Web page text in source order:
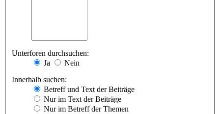
Unterforen durchsuchen:
Ja
Nein
Innerhalb suchen:
Betreff und Text der Beiträge
Nur im Text der Beiträge
Nur im Betreff der Themen